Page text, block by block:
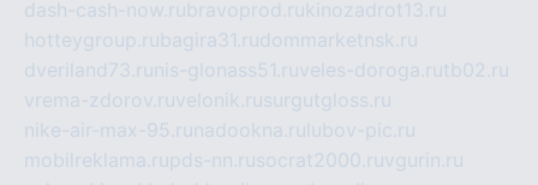
dash-cash-now.rubravoprod.rukinozadrot13.ru
hotteygroup.rubagira31.rudommarketnsk.ru
dveriland73.ru nis-glonass51.ruveles-doroga.rutb02.ru
vrema-zdorov.ruvelonik.rusurgutgloss.ru
nike-air-max-95.ru nadookna.ru lubov-pic.ru
mobilreklama.rupds-nn.rusocrat2000.ruvgurin.ru